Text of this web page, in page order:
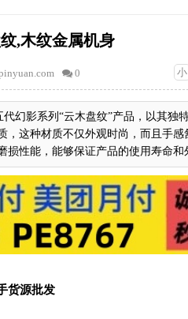
,木纹金属机身
小
0
幻影系列“云木盘纹”产品，以其独
这种材质不仅外观时尚，而且手感
性能，能够保证产品的使用寿命和
货源批发